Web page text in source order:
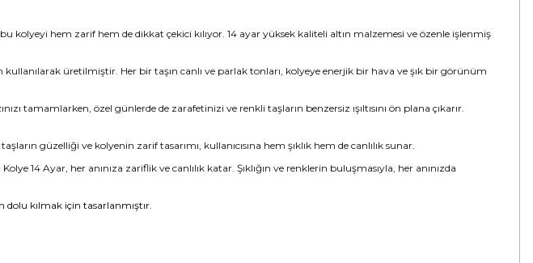
kolyeyi hem zarif hem de dikkat çekici kılıyor. 14 ayar yüksek kaliteli altın malzemesi ve özenle işlenmiş
üretilmiştir. Her bir taşın canlı ve parlak tonları, kolyeye enerjik bir hava ve şık bir görünüm
tamamlarken, özel günlerde de zarafetinizi ve renkli taşların benzersiz ışıltısını ön plana çıkarır.
güzelliği ve kolyenin zarif tasarımı, kullanıcısına hem şıklık hem de canlılık sunar.
14 Ayar, her anınıza zariflik ve canlılık katar. Şıklığın ve renklerin buluşmasıyla, her anınızda
dolu kılmak için tasarlanmıştır.